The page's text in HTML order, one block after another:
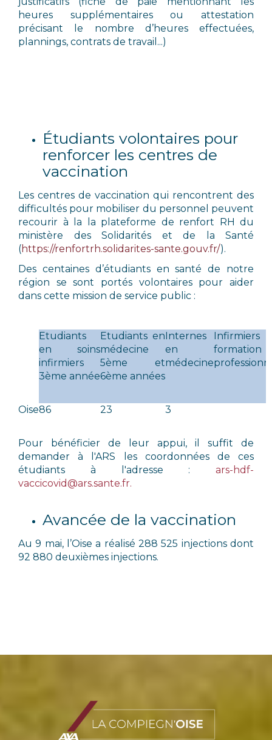
heures supplémentaires ou attestation
précisant le nombre d’heures effectuées,
plannings, contrats de travail...)
Étudiants volontaires pour
renforcer les centres de
vaccination
Les centres de vaccination qui rencontrent des
difficultés pour mobiliser du personnel peuvent
recourir à la la plateforme de renfort RH du
ministère des Solidarités et de la Santé
(https://renfortrh.solidarites-sante.gouv.fr/).
Des centaines d’étudiants en santé de notre
région se sont portés volontaires pour aider
dans cette mission de service public :
Etudiants
en soins
infirmiers
3ème année
Etudiants en
médecine
5ème et
6ème années
Internes
en
médecine
Infirmiers
formation
Oise86 23 3
Pour bénéficier de leur appui, il suffit de
demander à l'ARS les coordonnées de ces
étudiants à l'adresse :
ars-hdf-
vaccicovid@ars.sante.fr.
Avancée de la vaccination
Au 9 mai, l’Oise a réalisé 288 525 injections dont
92 880 deuxièmes injections.